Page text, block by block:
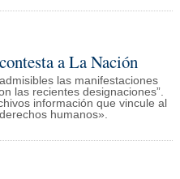
a La Nación
las manifestaciones
las recientes designaciones”.
información que vincule al
humanos».